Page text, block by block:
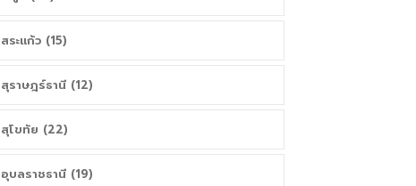
สระแก้ว (15)
สุราษฎร์ธานี (12)
สุโขทัย (22)
อุบลราชธานี (19)